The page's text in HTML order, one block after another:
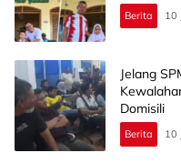
Berita 10
Jelang
Domisili
Berita 10